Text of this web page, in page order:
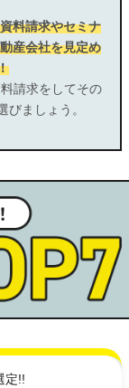
料請求やセミナ
産会社を見定め
請求をしてその
ましょう。
定!!